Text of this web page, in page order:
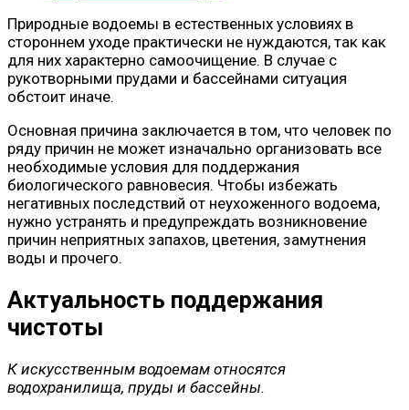
Природные водоемы в естественных условиях в
стороннем уходе практически не нуждаются, так как
для них характерно самоочищение. В случае с
рукотворными прудами и бассейнами ситуация
обстоит иначе.
Основная причина заключается в том, что человек по
ряду причин не может изначально организовать все
необходимые условия для поддержания
биологического равновесия. Чтобы избежать
негативных последствий от неухоженного водоема,
нужно устранять и предупреждать возникновение
причин неприятных запахов, цветения, замутнения
воды и прочего.
Актуальность поддержания
чистоты
К искусственным водоемам относятся
водохранилища, пруды и бассейны.